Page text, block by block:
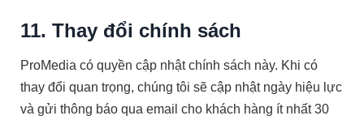
11. Thay đổi chính sách
ProMedia có quyền cập nhật chính sách này. Khi có
thay đổi quan trọng, chúng tôi sẽ cập nhật ngày hiệu lực
và gửi thông báo qua email cho khách hàng ít nhất 30